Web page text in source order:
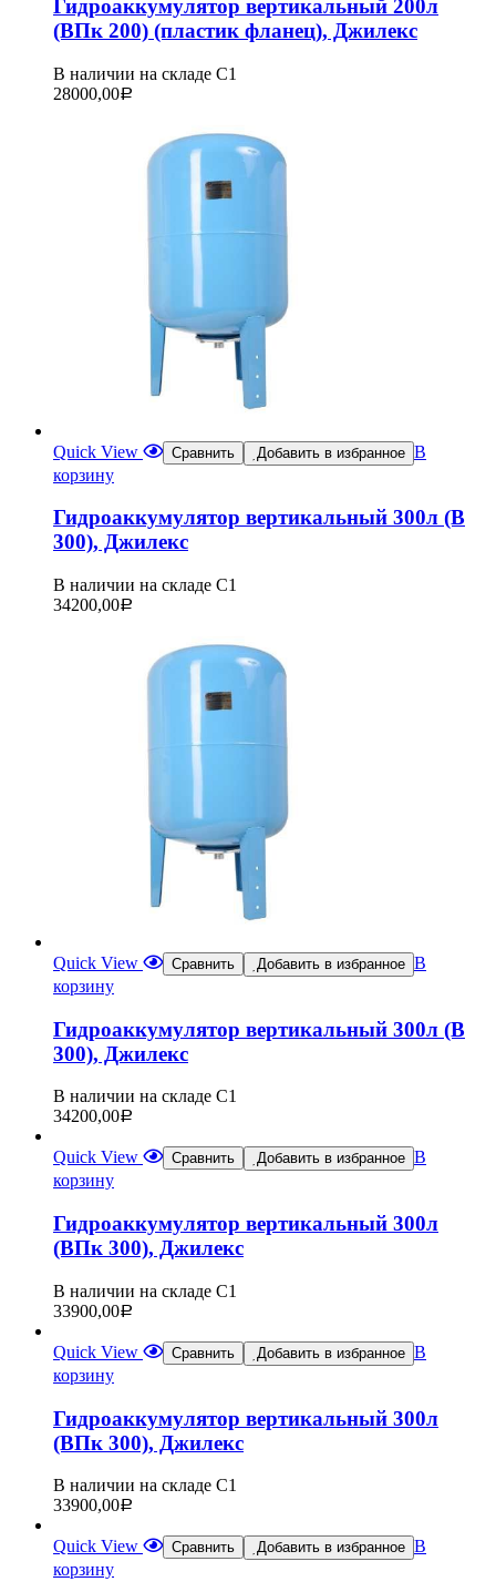
Гидроаккумулятор вертикальный 200л
(ВПк 200) (пластик фланец), Джилекс
В наличии на складе С1
28000,00Р
Quick View Сравнить Добавить в избранное В
корзину
Гидроаккумулятор вертикальный 300л (В
300), Джилекс
В наличии на складе С1
34200,00Р
Quick View Сравнить Добавить в избранное В
корзину
Гидроаккумулятор вертикальный 300л (В
300), Джилекс
В наличии на складе С1
34200,00Р
Quick View Сравнить Добавить в избранное В
корзину
Гидроаккумулятор вертикальный 300л
(ВПк 300), Джилекс
В наличии на складе С1
33900,00Р
Quick View Сравнить Добавить в избранное В
корзину
Гидроаккумулятор вертикальный 300л
(ВПк 300), Джилекс
В наличии на складе С1
33900,00Р
Quick View Сравнить Добавить в избранное В
корзину